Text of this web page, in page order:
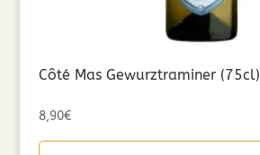
Côté Mas Gewurztraminer (75cl)
8,90€